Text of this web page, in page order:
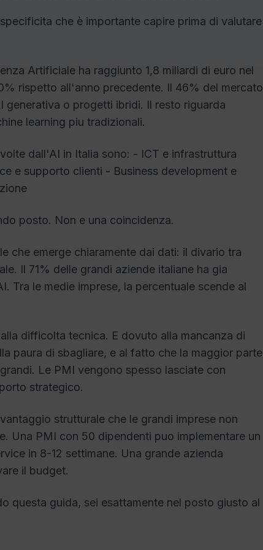
che è importante capire prima di valutare
Artificiale ha raggiunto 1,8 miliardi di euro nel
rispetto all'anno precedente. Il 46% del mercato
generativa o progetti ibridi. Il resto riguarda
learning piu tradizionali.
dall'AI in Italia sono: - ICT e infrastruttura
e supporto clienti - Business development e
posto. Non e una coincidenza.
che emerge chiaramente dai dati: il divario tra
Il 71% delle grandi aziende italiane ha gia
Tra le medie imprese, la percentuale scende al
difficolta tecnica. E dovuto alla mancanza di
paura di sbagliare, e al fatto che la maggior parte
Le PMI vengono spesso lasciate con
strategico.
strutturale che le grandi imprese non
Una PMI con 50 dipendenti puo implementare un
in 8-12 settimane. Una grande azienda
il budget.
questa guida, sei esattamente nel posto giusto al